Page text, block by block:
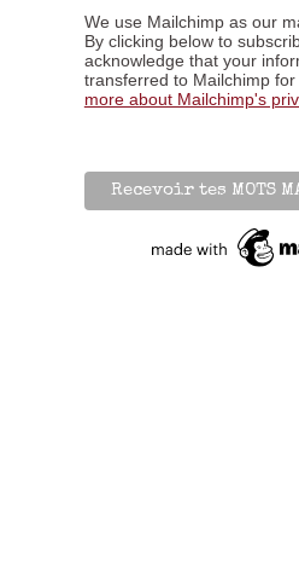
We use Mailchimp as our
By clicking below to
acknowledge that your
transferred to Mailchimp for
more about Mailchimp's